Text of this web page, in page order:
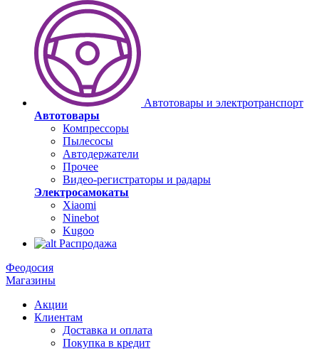
Автотовары и электротранспорт
Автотовары
Компрессоры
Пылесосы
Автодержатели
Прочее
Видео-регистраторы и радары
Электросамокаты
Xiaomi
Ninebot
Kugoo
Распродажа
Феодосия
Магазины
Акции
Клиентам
Доставка и оплата
Покупка в кредит